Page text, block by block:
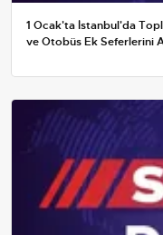
1 Ocak'ta İstanbul'da
ve Otobüs Ek Seferlerini